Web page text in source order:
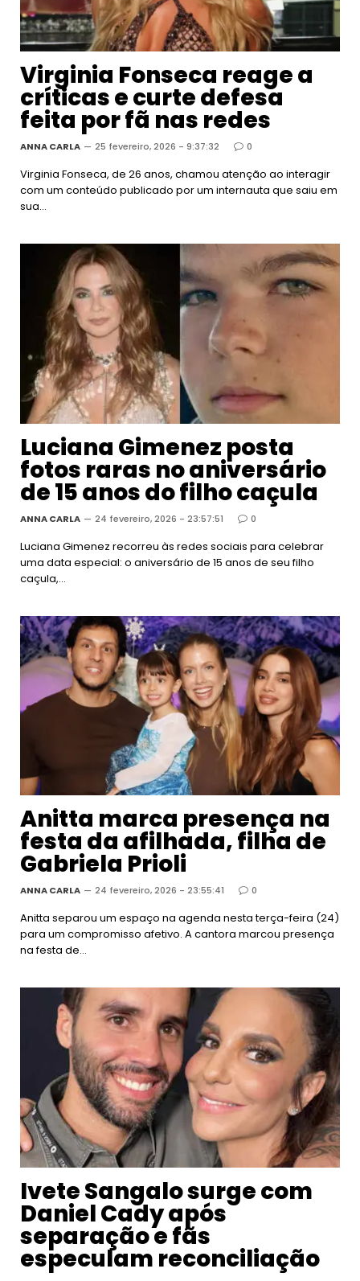
Virginia Fonseca reage a
críticas e curte defesa
feita por fã nas redes
ANNA CARLA 25 fevereiro, 2026 - 9:37:32 0
Virginia Fonseca, de 26 anos, chamou atenção ao interagir
com um conteúdo publicado por um internauta que saiu em
sua…
Luciana Gimenez posta
fotos raras no aniversário
de 15 anos do filho caçula
ANNA CARLA 24 fevereiro, 2026 - 23:57:51 0
Luciana Gimenez recorreu às redes sociais para celebrar
uma data especial: o aniversário de 15 anos de seu filho
caçula,…
Anitta marca presença na
festa da afilhada, filha de
Gabriela Prioli
ANNA CARLA 24 fevereiro, 2026 - 23:55:41 0
Anitta separou um espaço na agenda nesta terça-feira (24)
para um compromisso afetivo. A cantora marcou presença
na festa de…
Ivete Sangalo surge com
Daniel Cady após
separação e fãs
especulam reconciliação